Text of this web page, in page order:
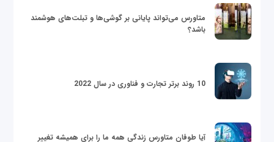
متاورس می‌تواند پایانی بر گوشی‌ها و تبلت‌های هوشمند
باشد؟
10 روند برتر تجارت و فناوری در سال 2022
آیا طوفان متاورس زندگی همه ما را برای همیشه تغییر